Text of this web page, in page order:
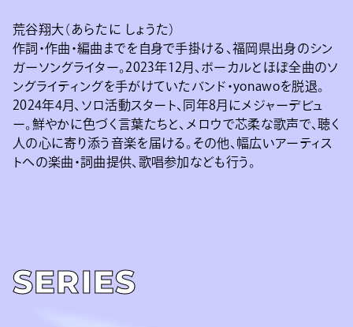
荒谷翔大（あらたに しょうた）
作詞・作曲・編曲までを自身で手掛ける、福岡県出身のシン
ガーソングライター。2023年12月、ボーカルとほぼ全曲のソ
ングライティングを手がけていたバンド・yonawoを脱退。
2024年4月、ソロ活動スタート、同年8月にメジャーデビュ
ー。鮮やかに色づく言葉たちと、メロウで芯柔な歌声で、聴く
人の心に寄り添う音楽を届ける。その他、幅広いアーティス
トへの楽曲・詞曲提供、歌唱参加なども行う。
SERIES